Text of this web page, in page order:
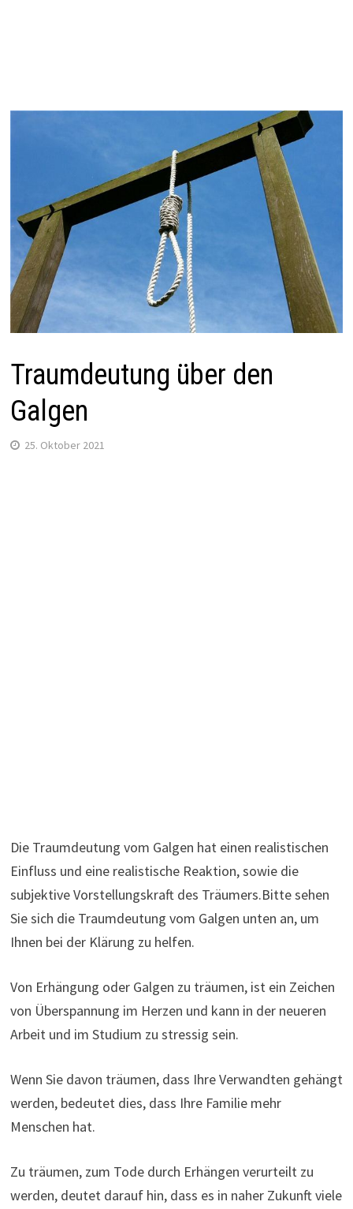
Traumdeutung über den
Galgen
25. Oktober 2021
Die Traumdeutung vom Galgen hat einen realistischen
Einfluss und eine realistische Reaktion, sowie die
subjektive Vorstellungskraft des Träumers.Bitte sehen
Sie sich die Traumdeutung vom Galgen unten an, um
Ihnen bei der Klärung zu helfen.
Von Erhängung oder Galgen zu träumen, ist ein Zeichen
von Überspannung im Herzen und kann in der neueren
Arbeit und im Studium zu stressig sein.
Wenn Sie davon träumen, dass Ihre Verwandten gehängt
werden, bedeutet dies, dass Ihre Familie mehr
Menschen hat.
Zu träumen, zum Tode durch Erhängen verurteilt zu
werden, deutet darauf hin, dass es in naher Zukunft viele